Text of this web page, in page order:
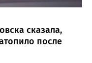
сказала,
после